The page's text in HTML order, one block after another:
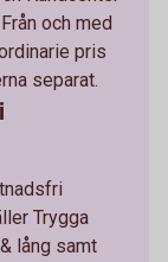
och med
pris
separat.
Trygga
lång samt